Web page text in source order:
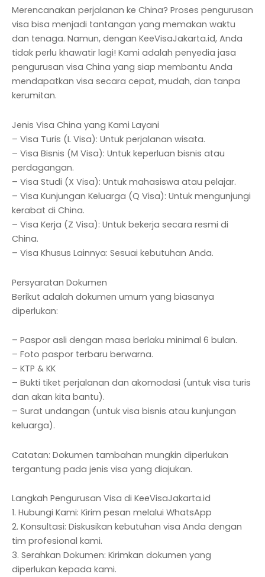
Merencanakan perjalanan ke China? Proses pengurusan
visa bisa menjadi tantangan yang memakan waktu
dan tenaga. Namun, dengan KeeVisaJakarta.id, Anda
tidak perlu khawatir lagi! Kami adalah penyedia jasa
pengurusan visa China yang siap membantu Anda
mendapatkan visa secara cepat, mudah, dan tanpa
kerumitan.
Jenis Visa China yang Kami Layani
– Visa Turis (L Visa): Untuk perjalanan wisata.
– Visa Bisnis (M Visa): Untuk keperluan bisnis atau
perdagangan.
– Visa Studi (X Visa): Untuk mahasiswa atau pelajar.
– Visa Kunjungan Keluarga (Q Visa): Untuk mengunjungi
kerabat di China.
– Visa Kerja (Z Visa): Untuk bekerja secara resmi di
China.
– Visa Khusus Lainnya: Sesuai kebutuhan Anda.
Persyaratan Dokumen
Berikut adalah dokumen umum yang biasanya
diperlukan:
– Paspor asli dengan masa berlaku minimal 6 bulan.
– Foto paspor terbaru berwarna.
– KTP & KK
– Bukti tiket perjalanan dan akomodasi (untuk visa turis
dan akan kita bantu).
– Surat undangan (untuk visa bisnis atau kunjungan
keluarga).
Catatan: Dokumen tambahan mungkin diperlukan
tergantung pada jenis visa yang diajukan.
Langkah Pengurusan Visa di KeeVisaJakarta.id
1. Hubungi Kami: Kirim pesan melalui WhatsApp
2. Konsultasi: Diskusikan kebutuhan visa Anda dengan
tim profesional kami.
3. Serahkan Dokumen: Kirimkan dokumen yang
diperlukan kepada kami.